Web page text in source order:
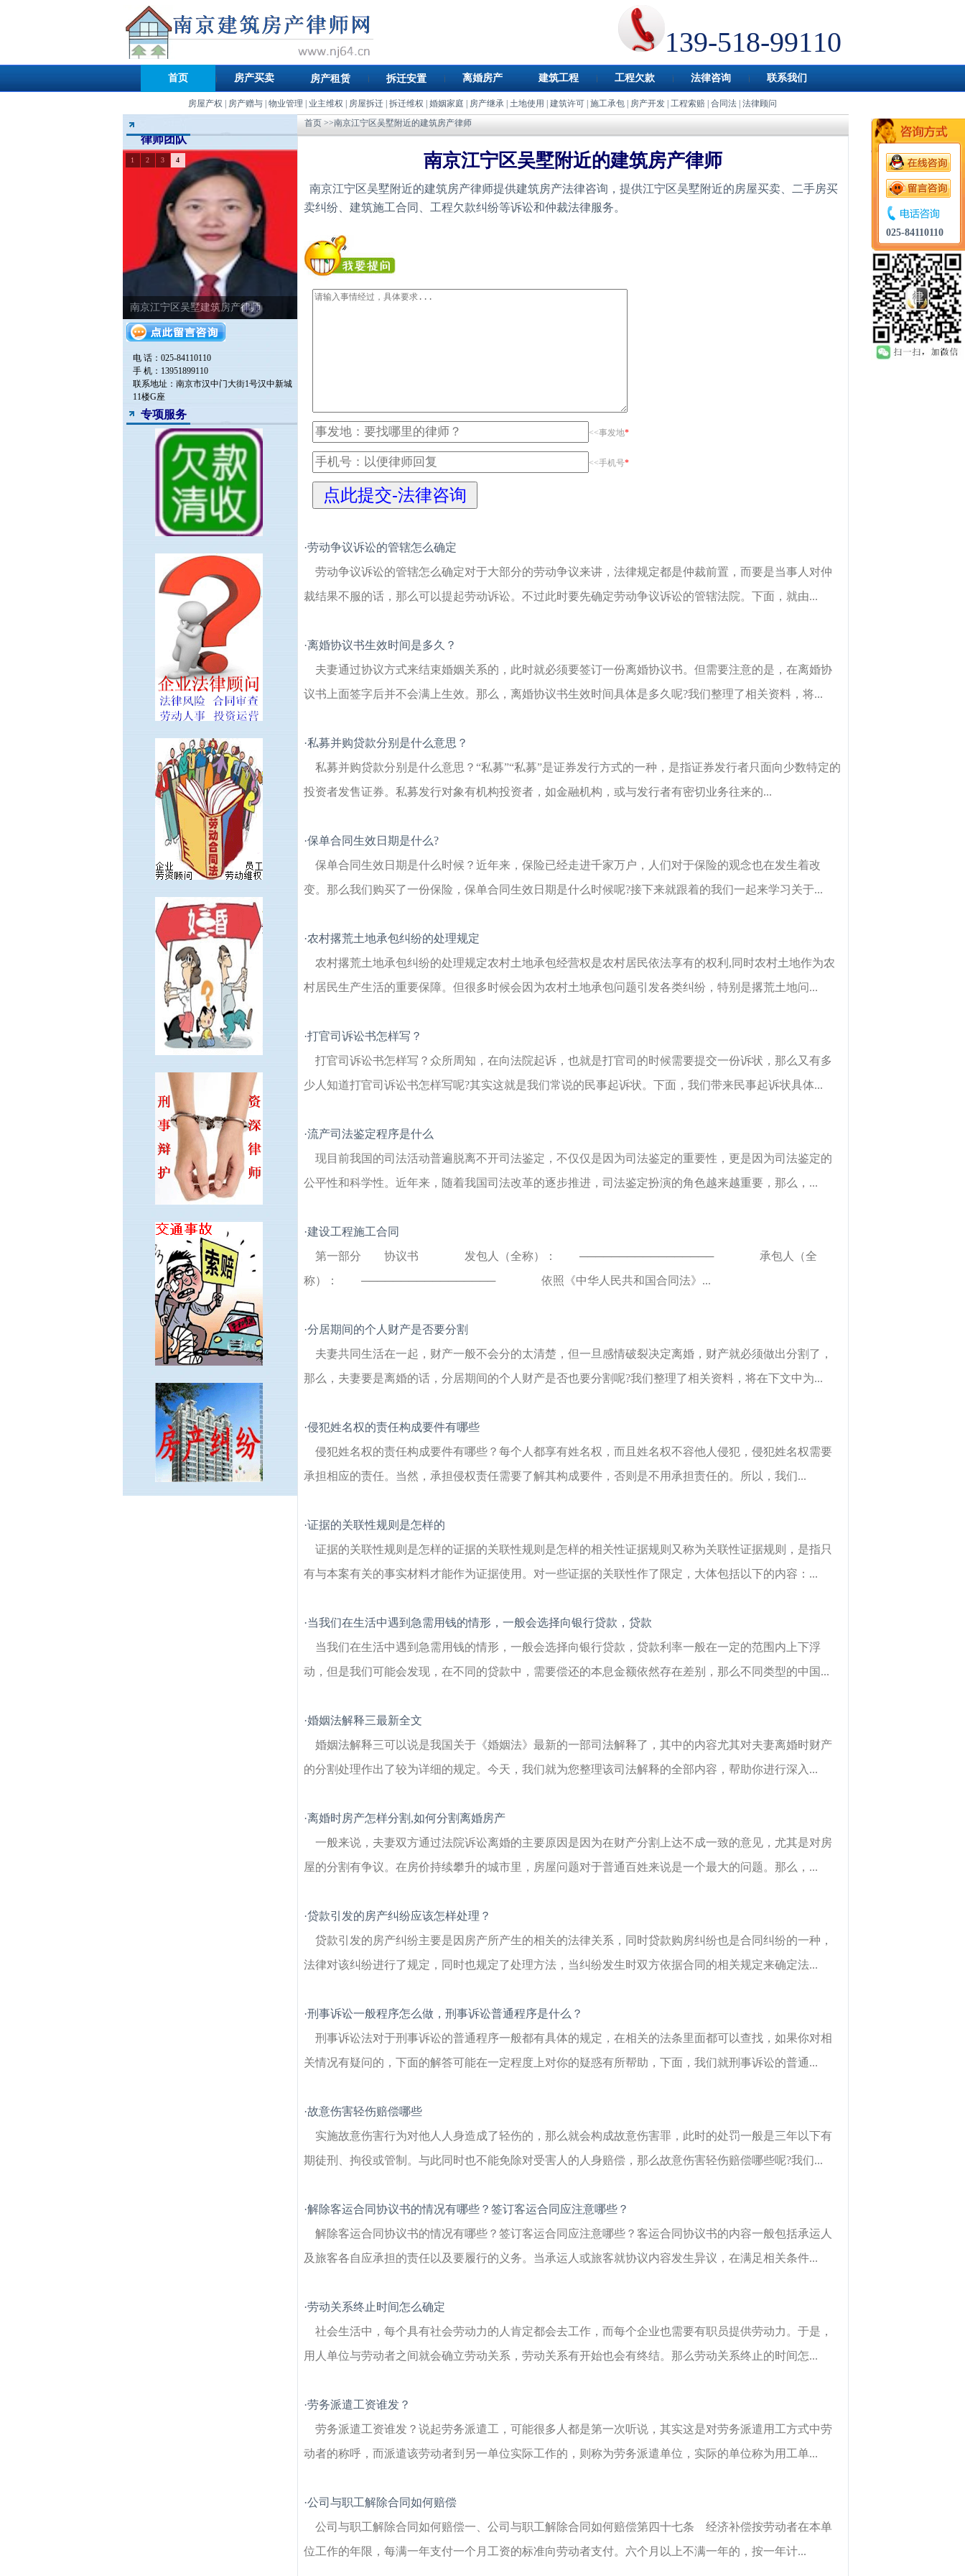
139-518-99110
首页 房产买卖 房产租赁 拆迁安置 离婚房产 建筑工程 工程欠款 法律咨询 联系我们
房屋产权 房产赠与 物业管理 业主维权 房屋拆迁 拆迁维权 婚姻家庭 房产继承 土地使用 建筑许可 施工承包 房产开发 工程索赔 合同法 法律顾问
律师团队
南京江宁区吴墅建筑房产律师
1 2 3 4
电 话：025-84110110
手 机：13951899110
联系地址：南京市汉中门大街1号汉中新城
11楼G座
专项服务
首页>>南京江宁区吴墅附近的建筑房产律师
南京江宁区吴墅附近的建筑房产律师
南京江宁区吴墅附近的建筑房产律师提供建筑房产法律咨询，提供江宁区吴墅附近的房屋买卖、二手房买
卖纠纷、建筑施工合同、工程欠款纠纷等诉讼和仲裁法律服务。
<<事发地*
<<手机号*
·劳动争议诉讼的管辖怎么确定
劳动争议诉讼的管辖怎么确定对于大部分的劳动争议来讲，法律规定都是仲裁前置，而要是当事人对仲
裁结果不服的话，那么可以提起劳动诉讼。不过此时要先确定劳动争议诉讼的管辖法院。下面，就由...
·离婚协议书生效时间是多久？
夫妻通过协议方式来结束婚姻关系的，此时就必须要签订一份离婚协议书。但需要注意的是，在离婚协
议书上面签字后并不会满上生效。那么，离婚协议书生效时间具体是多久呢?我们整理了相关资料，将...
·私募并购贷款分别是什么意思？
私募并购贷款分别是什么意思？“私募”“私募”是证券发行方式的一种，是指证券发行者只面向少数特定的
投资者发售证券。私募发行对象有机构投资者，如金融机构，或与发行者有密切业务往来的...
·保单合同生效日期是什么?
保单合同生效日期是什么时候？近年来，保险已经走进千家万户，人们对于保险的观念也在发生着改
变。那么我们购买了一份保险，保单合同生效日期是什么时候呢?接下来就跟着的我们一起来学习关于...
·农村撂荒土地承包纠纷的处理规定
农村撂荒土地承包纠纷的处理规定农村土地承包经营权是农村居民依法享有的权利,同时农村土地作为农
村居民生产生活的重要保障。但很多时候会因为农村土地承包问题引发各类纠纷，特别是撂荒土地问...
·打官司诉讼书怎样写？
打官司诉讼书怎样写？众所周知，在向法院起诉，也就是打官司的时候需要提交一份诉状，那么又有多
少人知道打官司诉讼书怎样写呢?其实这就是我们常说的民事起诉状。下面，我们带来民事起诉状具体...
·流产司法鉴定程序是什么
现目前我国的司法活动普遍脱离不开司法鉴定，不仅仅是因为司法鉴定的重要性，更是因为司法鉴定的
公平性和科学性。近年来，随着我国司法改革的逐步推进，司法鉴定扮演的角色越来越重要，那么，...
·建设工程施工合同
第一部分 协议书 发包人（全称）： ───────────────── 承包人（全
称）： ───────────────── 依照《中华人民共和国合同法》...
·分居期间的个人财产是否要分割
夫妻共同生活在一起，财产一般不会分的太清楚，但一旦感情破裂决定离婚，财产就必须做出分割了，
那么，夫妻要是离婚的话，分居期间的个人财产是否也要分割呢?我们整理了相关资料，将在下文中为...
·侵犯姓名权的责任构成要件有哪些
侵犯姓名权的责任构成要件有哪些？每个人都享有姓名权，而且姓名权不容他人侵犯，侵犯姓名权需要
承担相应的责任。当然，承担侵权责任需要了解其构成要件，否则是不用承担责任的。所以，我们...
·证据的关联性规则是怎样的
证据的关联性规则是怎样的证据的关联性规则是怎样的相关性证据规则又称为关联性证据规则，是指只
有与本案有关的事实材料才能作为证据使用。对一些证据的关联性作了限定，大体包括以下的内容：...
·当我们在生活中遇到急需用钱的情形，一般会选择向银行贷款，贷款
当我们在生活中遇到急需用钱的情形，一般会选择向银行贷款，贷款利率一般在一定的范围内上下浮
动，但是我们可能会发现，在不同的贷款中，需要偿还的本息金额依然存在差别，那么不同类型的中国...
·婚姻法解释三最新全文
婚姻法解释三可以说是我国关于《婚姻法》最新的一部司法解释了，其中的内容尤其对夫妻离婚时财产
的分割处理作出了较为详细的规定。今天，我们就为您整理该司法解释的全部内容，帮助你进行深入...
·离婚时房产怎样分割,如何分割离婚房产
一般来说，夫妻双方通过法院诉讼离婚的主要原因是因为在财产分割上达不成一致的意见，尤其是对房
屋的分割有争议。在房价持续攀升的城市里，房屋问题对于普通百姓来说是一个最大的问题。那么，...
·贷款引发的房产纠纷应该怎样处理？
贷款引发的房产纠纷主要是因房产所产生的相关的法律关系，同时贷款购房纠纷也是合同纠纷的一种，
法律对该纠纷进行了规定，同时也规定了处理方法，当纠纷发生时双方依据合同的相关规定来确定法...
·刑事诉讼一般程序怎么做，刑事诉讼普通程序是什么？
刑事诉讼法对于刑事诉讼的普通程序一般都有具体的规定，在相关的法条里面都可以查找，如果你对相
关情况有疑问的，下面的解答可能在一定程度上对你的疑惑有所帮助，下面，我们就刑事诉讼的普通...
·故意伤害轻伤赔偿哪些
实施故意伤害行为对他人人身造成了轻伤的，那么就会构成故意伤害罪，此时的处罚一般是三年以下有
期徒刑、拘役或管制。与此同时也不能免除对受害人的人身赔偿，那么故意伤害轻伤赔偿哪些呢?我们...
·解除客运合同协议书的情况有哪些？签订客运合同应注意哪些？
解除客运合同协议书的情况有哪些？签订客运合同应注意哪些？客运合同协议书的内容一般包括承运人
及旅客各自应承担的责任以及要履行的义务。当承运人或旅客就协议内容发生异议，在满足相关条件...
·劳动关系终止时间怎么确定
社会生活中，每个具有社会劳动力的人肯定都会去工作，而每个企业也需要有职员提供劳动力。于是，
用人单位与劳动者之间就会确立劳动关系，劳动关系有开始也会有终结。那么劳动关系终止的时间怎...
·劳务派遣工资谁发？
劳务派遣工资谁发？说起劳务派遣工，可能很多人都是第一次听说，其实这是对劳务派遣用工方式中劳
动者的称呼，而派遣该劳动者到另一单位实际工作的，则称为劳务派遣单位，实际的单位称为用工单...
·公司与职工解除合同如何赔偿
公司与职工解除合同如何赔偿一、公司与职工解除合同如何赔偿第四十七条 经济补偿按劳动者在本单
位工作的年限，每满一年支付一个月工资的标准向劳动者支付。六个月以上不满一年的，按一年计...
025-84110110